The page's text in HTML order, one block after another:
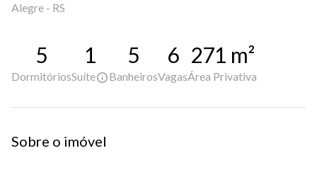
Alegre - RS
5
Dormitórios
1
Suíte
5
Banheiros
6
Vagas
271 m²
Área Privativa
Sobre o imóvel